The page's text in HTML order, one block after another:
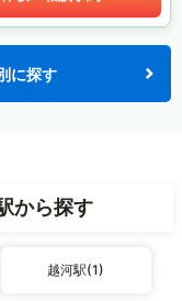
に探す
から探す
越河駅(1)